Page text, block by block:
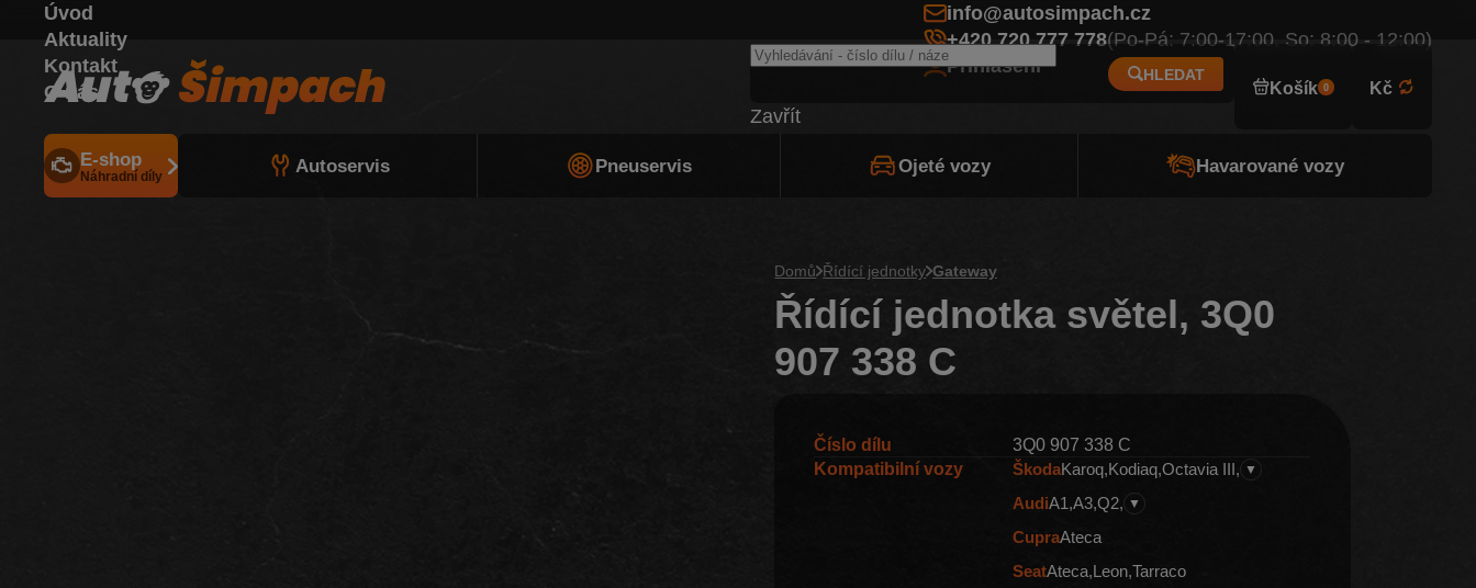
Úvod
Aktuality
Kontakt
O nás
info@autosimpach.cz
+420 720 777 778(Po-Pá: 7:00-17:00, So: 8:00 - 12:00)
Přihlášení
E-shop
Náhradní díly Autoservis Pneuservis Ojeté vozy Havarované vozy
HLEDAT
Zavřít
Košík 0 Kč
Domů Řídící jednotky Gateway
Řídící jednotka světel, 3Q0
907 338 C
Číslo dílu
3Q0 907 338 C
Kompatibilní vozy
ŠkodaKaroq Kodiaq Octavia III ▼
AudiA1 A3 Q2 ▼
CupraAteca
SeatAteca Leon Tarraco